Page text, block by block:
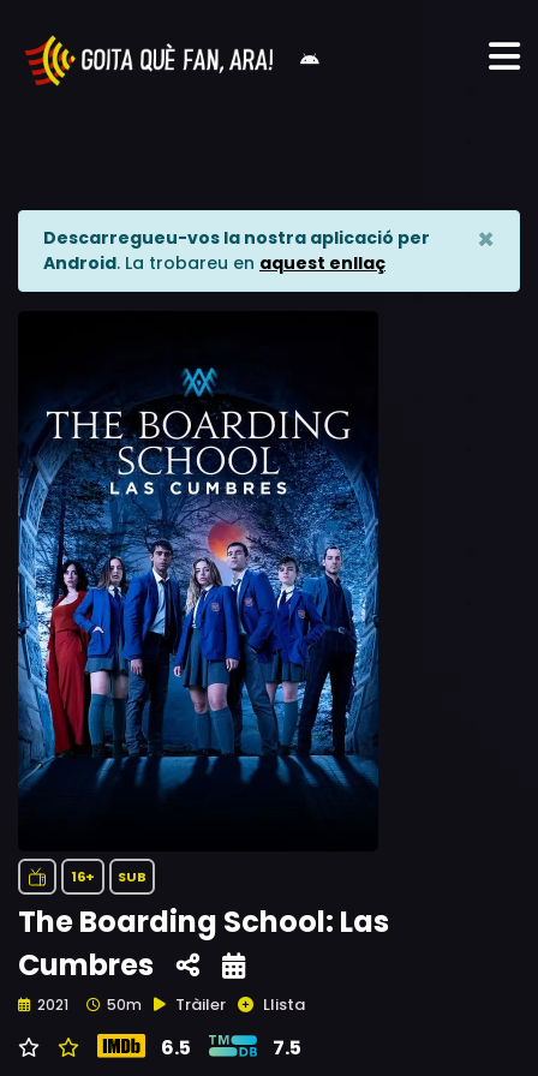
Descarregueu-vos la nostra aplicació per
Android. La trobareu en aquest enllaç
×
16+ SUB
The Boarding School: Las
Cumbres
2021 50m Tràiler Llista
6.5 7.5